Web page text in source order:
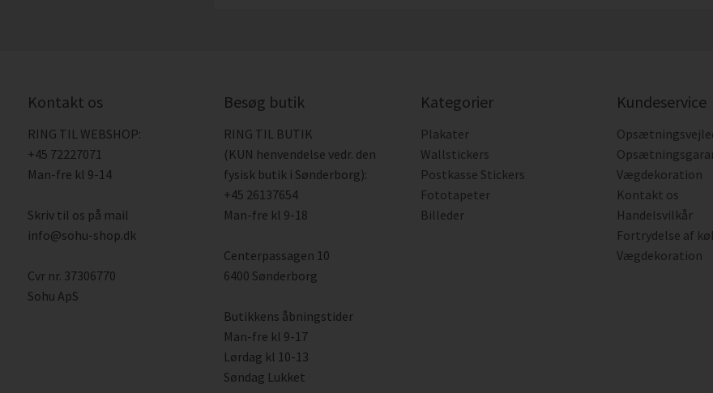
Kontakt os
RING TIL WEBSHOP:
+45 72227071
Man-fre kl 9-14
Skriv til os på mail
info@sohu-shop.dk
Cvr nr. 37306770
Sohu ApS
Besøg butik
RING TIL BUTIK
(KUN henvendelse vedr. den
fysisk butik i Sønderborg):
+45 26137654
Man-fre kl 9-18
Centerpassagen 10
6400 Sønderborg
Butikkens åbningstider
Man-fre kl 9-17
Lørdag kl 10-13
Søndag Lukket
Kategorier
Plakater
Wallstickers
Postkasse Stickers
Fototapeter
Billeder
Kundeservice
Vægdekoration
Kontakt os
Handelsvilkår
Fortrydelse af
Vægdekoration